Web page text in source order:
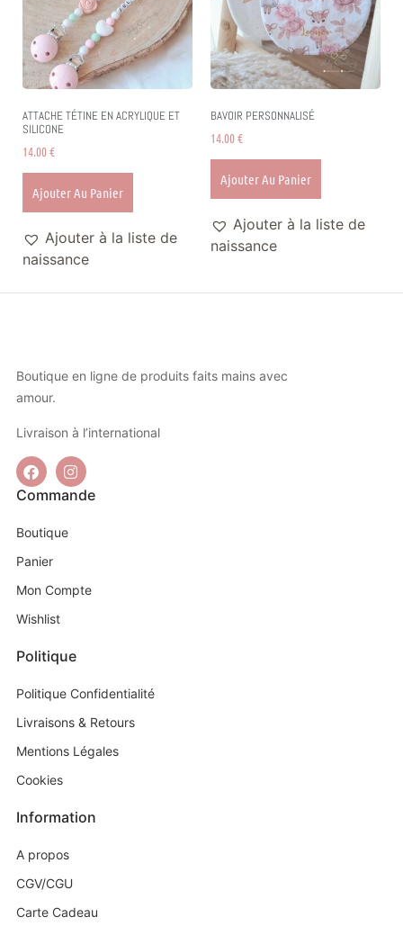
ATTACHE TÉTINE EN ACRYLIQUE ET
SILICONE
14.00€
Ajouter Au Panier
Ajouter à la liste de
naissance
BAVOIR PERSONNALISÉ
14.00€
Ajouter Au Panier
Ajouter à la liste de
naissance
Boutique en ligne de produits faits mains avec
amour.
Livraison à l’international
Commande
Boutique
Panier
Mon Compte
Wishlist
Politique
Politique Confidentialité
Livraisons & Retours
Mentions Légales
Cookies
Information
A propos
CGV/CGU
Carte Cadeau